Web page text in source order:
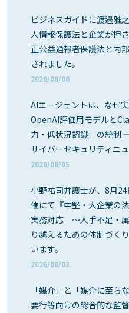
ビジネスガイドに渡邉雅
人情報保護法と企業が押
正公益通報者保護法と内
されました。
2026/08/06
AIエージェントは、なぜ
OpenAI評価用モデルと
力・低状況認識」の統制
サイバーセキュリティニ
2026/08/05
小野祐司弁護士が、8月
催にて『中堅・大企業の
実務対応 ～人手不足・
り越えるための体制づく
います。
2026/08/03
「媒介」と「媒介に至
要行等向けの総合的な監